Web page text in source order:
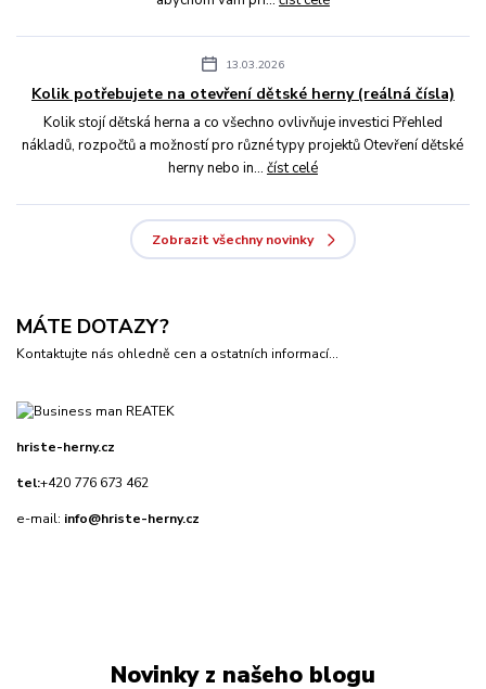
13.03.2026
Kolik potřebujete na otevření dětské herny (reálná čísla)
Kolik stojí dětská herna a co všechno ovlivňuje investici Přehled
nákladů, rozpočtů a možností pro různé typy projektů Otevření dětské
herny nebo in... číst celé
Zobrazit všechny novinky
MÁTE DOTAZY?
Kontaktujte nás ohledně cen a ostatních informací...
hriste-herny.cz
tel:+420 776 673 462
e-mail: info@hriste-herny.cz
Novinky z našeho blogu